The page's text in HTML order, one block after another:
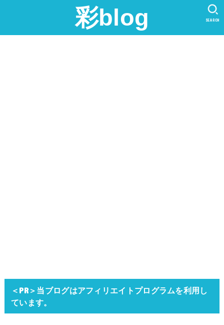
彩blog SEARCH
＜PR＞当ブログはアフィリエイトプログラムを利用し
ています。